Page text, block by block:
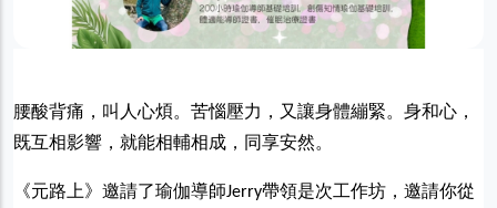
腰酸背痛，叫人心煩。苦惱壓力，又讓身體繃緊。身和心，
既互相影響，就能相輔相成，同享安然。
《元路上》邀請了瑜伽導師Jerry帶領是次工作坊，邀請你從